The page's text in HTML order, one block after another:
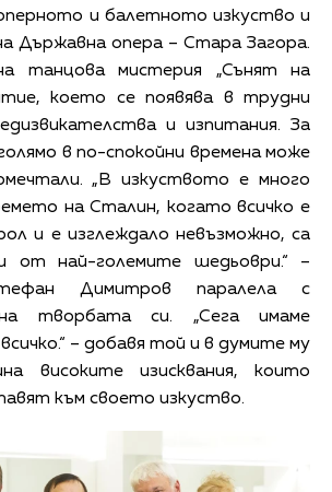
и балетното изкуство и
Държавна опера – Стара Загора.
танцова мистерия „Сънят на
което се появява в трудни
и изпитания. За
в по-спокойни времена може
„В изкуството е много
на Сталин, когато всичко е
и е изглеждало невъзможно, са
от най-големите шедьоври.“ –
Димитров паралела с
на творбата си. „Сега имаме
– добавя той и в думите му
високите изисквания, които
към своето изкуство.